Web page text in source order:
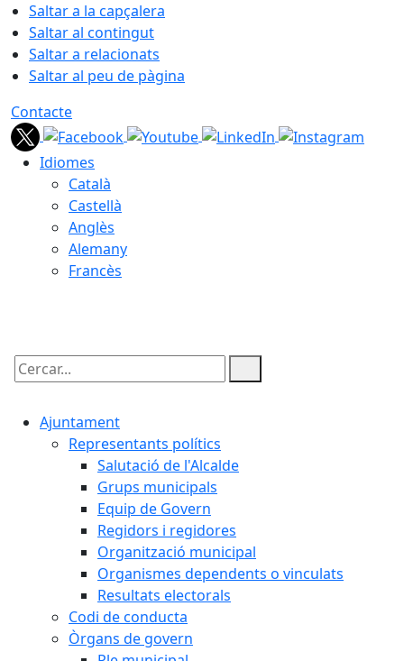
Saltar a la capçalera
Saltar al contingut
Saltar a relacionats
Saltar al peu de pàgina
Contacte
Idiomes
Català
Castellà
Anglès
Alemany
Francès
Cercar:
Ajuntament
Representants polítics
Salutació de l'Alcalde
Grups municipals
Equip de Govern
Regidors i regidores
Organització municipal
Organismes dependents o vinculats
Resultats electorals
Codi de conducta
Òrgans de govern